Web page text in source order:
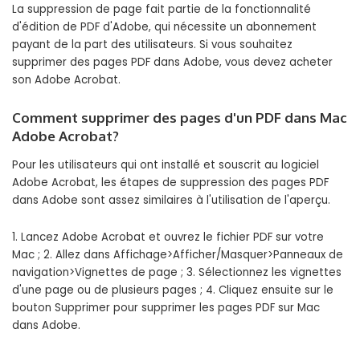
La suppression de page fait partie de la fonctionnalité
d'édition de PDF d'Adobe, qui nécessite un abonnement
payant de la part des utilisateurs. Si vous souhaitez
supprimer des pages PDF dans Adobe, vous devez acheter
son Adobe Acrobat.
Comment supprimer des pages d'un PDF dans Mac
Adobe Acrobat?
Pour les utilisateurs qui ont installé et souscrit au logiciel
Adobe Acrobat, les étapes de suppression des pages PDF
dans Adobe sont assez similaires à l'utilisation de l'aperçu.
1. Lancez Adobe Acrobat et ouvrez le fichier PDF sur votre
Mac ; 2. Allez dans Affichage>Afficher/Masquer>Panneaux de
navigation>Vignettes de page ; 3. Sélectionnez les vignettes
d'une page ou de plusieurs pages ; 4. Cliquez ensuite sur le
bouton Supprimer pour supprimer les pages PDF sur Mac
dans Adobe.